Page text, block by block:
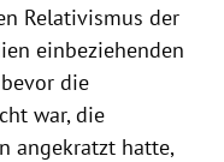
Relativismus der
einbeziehenden
die
war, die
angekratzt hatte,